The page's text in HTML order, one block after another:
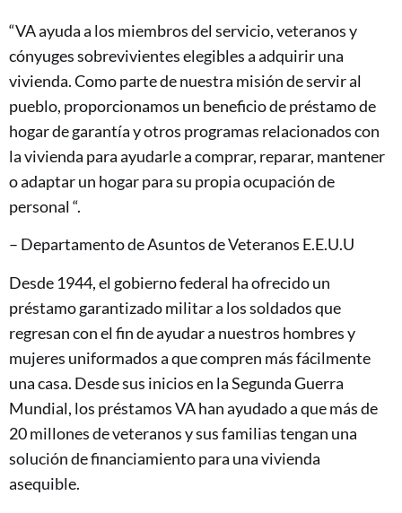
“VA ayuda a los miembros del servicio, veteranos y
cónyuges sobrevivientes elegibles a adquirir una
vivienda. Como parte de nuestra misión de servir al
pueblo, proporcionamos un beneficio de préstamo de
hogar de garantía y otros programas relacionados con
la vivienda para ayudarle a comprar, reparar, mantener
o adaptar un hogar para su propia ocupación de
personal “.
– Departamento de Asuntos de Veteranos E.E.U.U
Desde 1944, el gobierno federal ha ofrecido un
préstamo garantizado militar a los soldados que
regresan con el fin de ayudar a nuestros hombres y
mujeres uniformados a que compren más fácilmente
una casa. Desde sus inicios en la Segunda Guerra
Mundial, los préstamos VA han ayudado a que más de
20 millones de veteranos y sus familias tengan una
solución de financiamiento para una vivienda
asequible.